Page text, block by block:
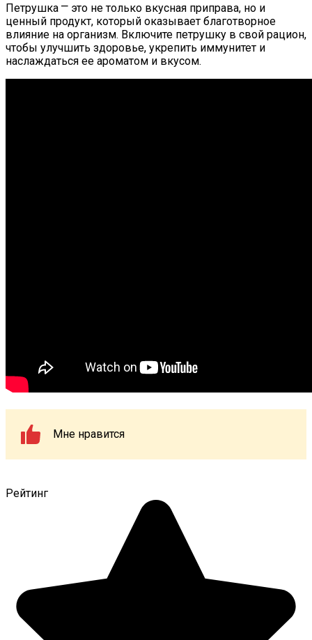
Петрушка ⎻ это не только вкусная приправа, но и
ценный продукт, который оказывает благотворное
влияние на организм. Включите петрушку в свой рацион,
чтобы улучшить здоровье, укрепить иммунитет и
наслаждаться ее ароматом и вкусом.
Мне нравится
Рейтинг